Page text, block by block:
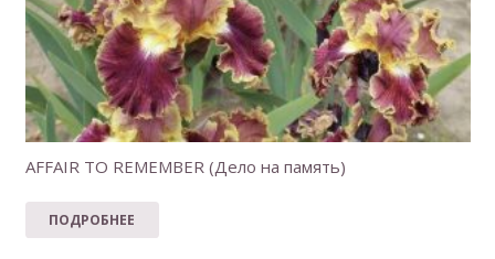
AFFAIR TO REMEMBER (Дело на память)
ПОДРОБНЕЕ